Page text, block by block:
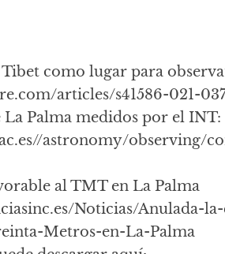
como lugar para
articles/s41586-021-
La Palma medidos por el INT:
astronomy/observing/
al TMT en La Palma
Noticias/Anulada-
Metros-en-La-Palma